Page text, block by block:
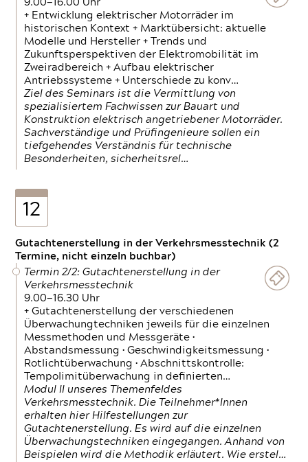
9.00—16.00 Uhr
+ Entwicklung elektrischer Motorräder im
historischen Kontext + Marktübersicht: aktuelle
Modelle und Hersteller + Trends und
Zukunftsperspektiven der Elektromobilität im
Zweiradbereich + Aufbau elektrischer
Antriebssysteme + Unterschiede zu konv…
Ziel des Seminars ist die Vermittlung von
spezialisiertem Fachwissen zur Bauart und
Konstruktion elektrisch angetriebener Motorräder.
Sachverständige und Prüfingenieure sollen ein
tiefgehendes Verständnis für technische
Besonderheiten, sicherheitsrel…
12
Gutachtenerstellung in der Verkehrsmesstechnik (2
Termine, nicht einzeln buchbar)
Termin 2/2: Gutachtenerstellung in der
Verkehrsmesstechnik
9.00—16.30 Uhr
+ Gutachtenerstellung der verschiedenen
Überwachungtechniken jeweils für die einzelnen
Messmethoden und Messgeräte •
Abstandsmessung • Geschwindigkeitsmessung •
Rotlichtüberwachung • Abschnittskontrolle:
Tempolimitüberwachung in definierten…
Modul II unseres Themenfeldes
Verkehrsmesstechnik. Die Teilnehmer*Innen
erhalten hier Hilfestellungen zur
Gutachtenerstellung. Es wird auf die einzelnen
Überwachungstechniken eingegangen. Anhand von
Beispielen wird die Methodik erläutert. Wie erstel…